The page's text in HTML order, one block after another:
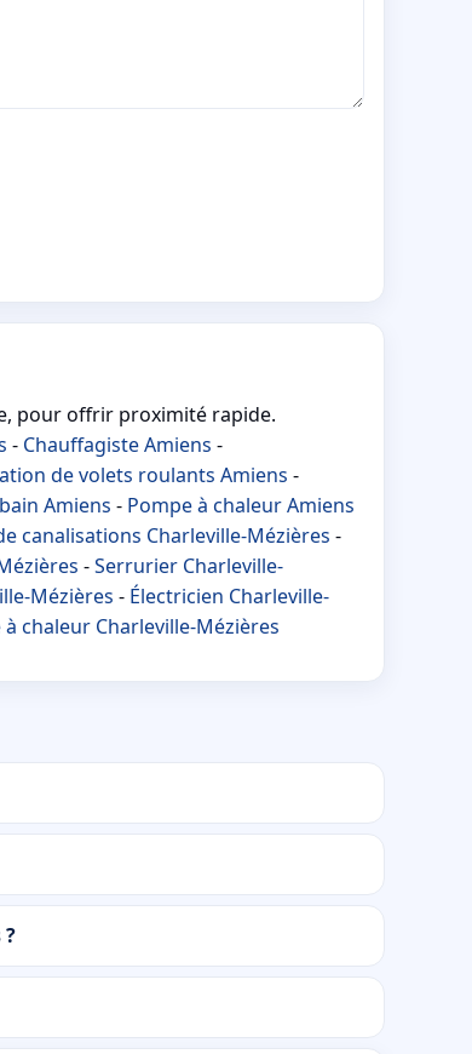
pour offrir proximité rapide.
- Chauffagiste Amiens -
de volets roulants Amiens -
Amiens - Pompe à chaleur Amiens
canalisations Charleville-Mézières -
-Serrurier Charleville-
Mézières - Électricien Charleville-
à chaleur Charleville-Mézières